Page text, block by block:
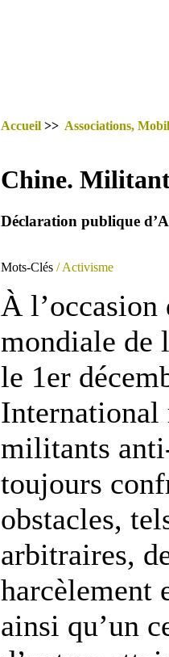
Accueil >> Associations,
Chine.
Déclaration publique
Mots-Clés / Activisme
À l’occasion
mondiale de
le 1er
International
militants
toujours
obstacles,
arbitraires,
harcèlement
ainsi qu’un